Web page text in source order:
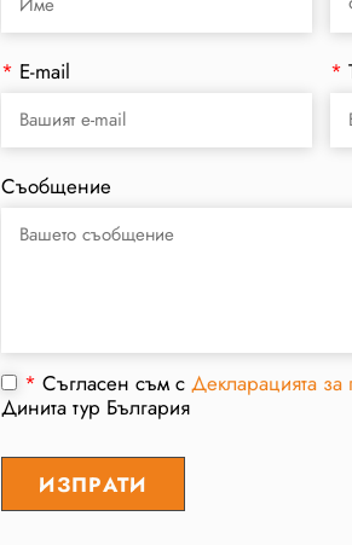
* E-mail *
Съобщение
* Съгласен съм с Декларацията за
Динита тур България